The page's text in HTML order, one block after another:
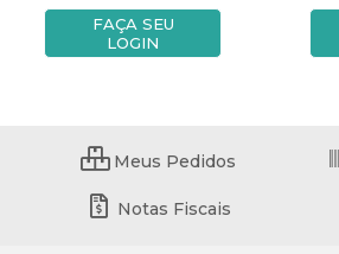
FAÇA SEU
LOGIN
Meus Pedidos
Notas Fiscais